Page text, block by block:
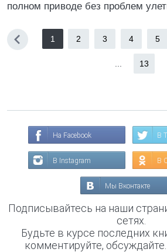
полном приводе без проблем
1 2 3 4 5
13
На Facebook В
В Instagram В
Мы Вконтакте
Подписывайтесь на наши
сетях.
Будьте в курсе последних
комментируйте,